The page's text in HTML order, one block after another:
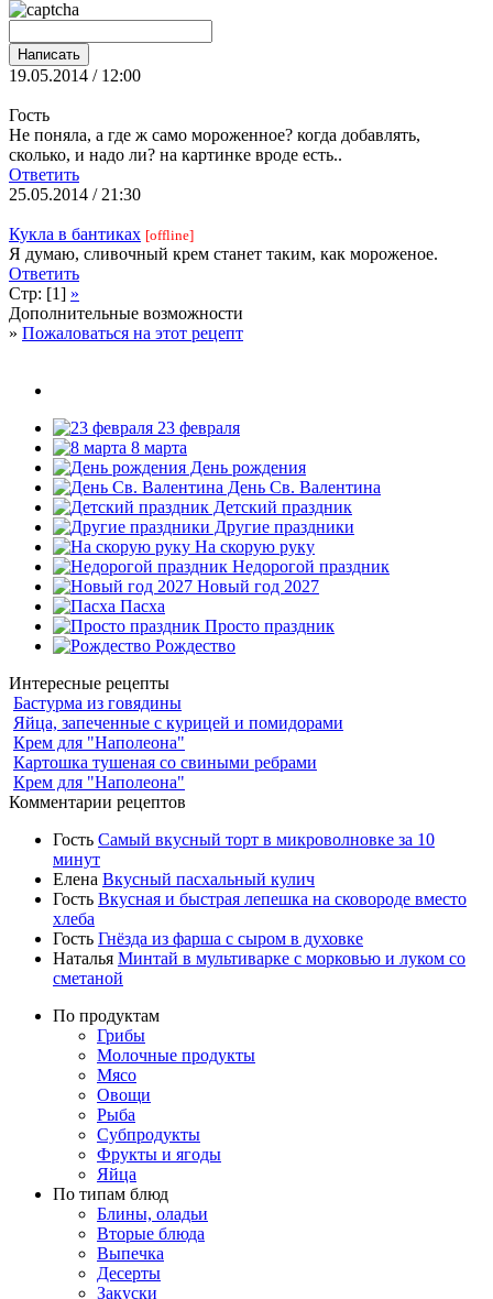
19.05.2014 / 12:00
Гость
Не поняла, а где ж само мороженное? когда добавлять,
сколько, и надо ли? на картинке вроде есть..
Ответить
25.05.2014 / 21:30
Кукла в бантиках [offline]
Я думаю, сливочный крем станет таким, как мороженое.
Ответить
Стр: [1] »
Дополнительные возможности
» Пожаловаться на этот рецепт
23 февраля
8 марта
День рождения
День Св. Валентина
Детский праздник
Другие праздники
На скорую руку
Недорогой праздник
Новый год 2027
Пасха
Просто праздник
Рождество
Интересные рецепты
Бастурма из говядины
Яйца, запеченные с курицей и помидорами
Крем для "Наполеона"
Картошка тушеная со свиными ребрами
Крем для "Наполеона"
Комментарии рецептов
Гость Самый вкусный торт в микроволновке за 10
минут
Елена Вкусный пасхальный кулич
Гость Вкусная и быстрая лепешка на сковороде вместо
хлеба
Гость Гнёзда из фарша с сыром в духовке
Наталья Минтай в мультиварке с морковью и луком со
сметаной
По продуктам
Грибы
Молочные продукты
Мясо
Овощи
Рыба
Субпродукты
Фрукты и ягоды
Яйца
По типам блюд
Блины, оладьи
Вторые блюда
Выпечка
Десерты
Закуски